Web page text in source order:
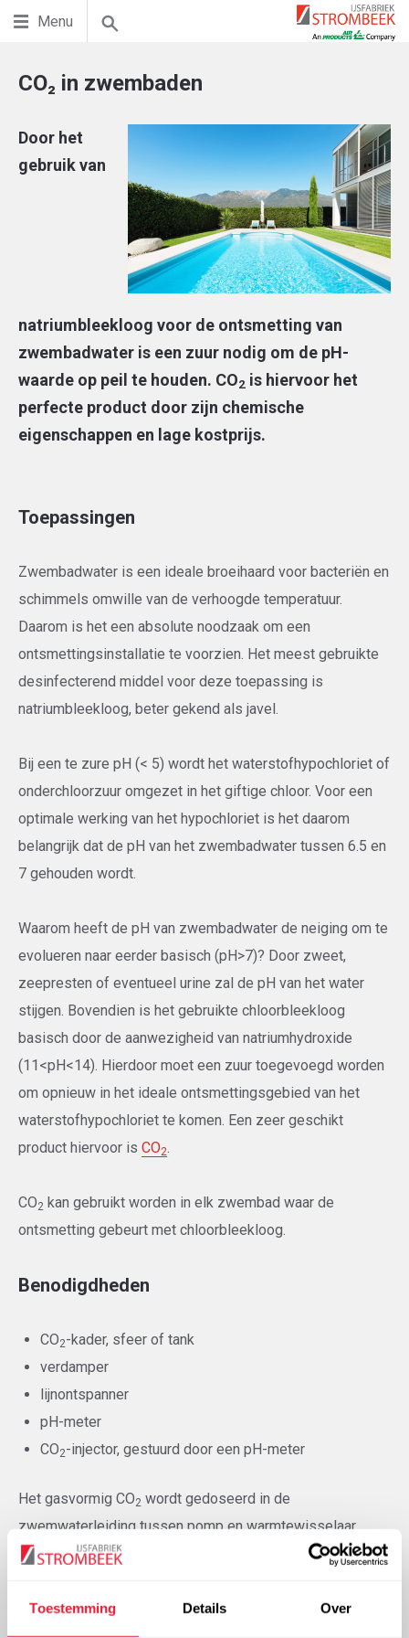
Toestemming Details Over
Menu
CO₂ in zwembaden
Door het
gebruik van
natriumbleekloog voor de ontsmetting van
zwembadwater is een zuur nodig om de pH-
waarde op peil te houden. CO2 is hiervoor het
perfecte product door zijn chemische
eigenschappen en lage kostprijs.
Toepassingen
Zwembadwater is een ideale broeihaard voor bacteriën en
schimmels omwille van de verhoogde temperatuur.
Daarom is het een absolute noodzaak om een
ontsmettingsinstallatie te voorzien. Het meest gebruikte
desinfecterend middel voor deze toepassing is
natriumbleekloog, beter gekend als javel.
Bij een te zure pH (< 5) wordt het waterstofhypochloriet of
onderchloorzuur omgezet in het giftige chloor. Voor een
optimale werking van het hypochloriet is het daarom
belangrijk dat de pH van het zwembadwater tussen 6.5 en
7 gehouden wordt.
Waarom heeft de pH van zwembadwater de neiging om te
evolueren naar eerder basisch (pH>7)? Door zweet,
zeepresten of eventueel urine zal de pH van het water
stijgen. Bovendien is het gebruikte chloorbleekloog
basisch door de aanwezigheid van natriumhydroxide
(11<pH<14). Hierdoor moet een zuur toegevoegd worden
om opnieuw in het ideale ontsmettingsgebied van het
waterstofhypochloriet te komen. Een zeer geschikt
product hiervoor is CO2.
CO2 kan gebruikt worden in elk zwembad waar de
ontsmetting gebeurt met chloorbleekloog.
Benodigdheden
CO2-kader, sfeer of tank
verdamper
lijnontspanner
pH-meter
CO2-injector, gestuurd door een pH-meter
Het gasvormig CO2 wordt gedoseerd in de
zwemwaterleiding tussen pomp en warmtewisselaar.
referentie op het gebied van CO